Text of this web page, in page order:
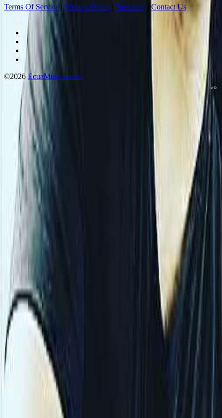
Terms Of Service | Privacy Policy | Nosotros Contact Us
©2026 EcuaMusica.com